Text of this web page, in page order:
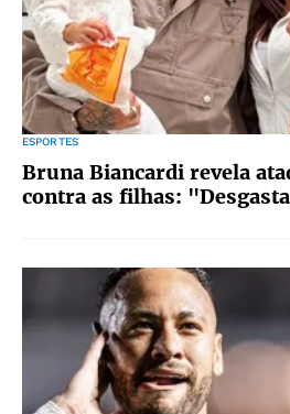
ESPORTES
Bruna Biancardi revela
contra as filhas: